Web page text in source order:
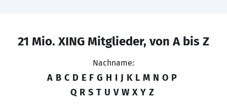
21 Mio. XING Mitglieder, von A bis Z
Nachname:
A B C D E F G H I J K L M N O P
Q R S T U V W X Y Z